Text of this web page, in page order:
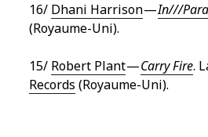
16/ Dhani Harrison—In///
(Royaume-Uni).
15/ Robert Plant—Carry Fire.
Records (Royaume-Uni).